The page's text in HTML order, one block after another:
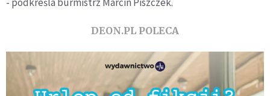
DEON.PL POLECA